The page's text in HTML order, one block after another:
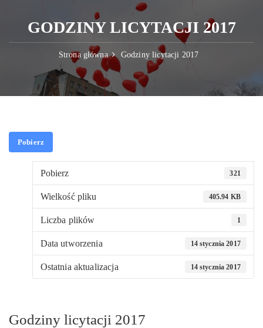
GODZINY LICYTACJI 2017
Strona główna Godziny licytacji 2017
Pobierz
Pobierz 321
Wielkość pliku 405.94 KB
Liczba plików 1
Data utworzenia 14 stycznia 2017
Ostatnia aktualizacja 14 stycznia 2017
Godziny licytacji 2017